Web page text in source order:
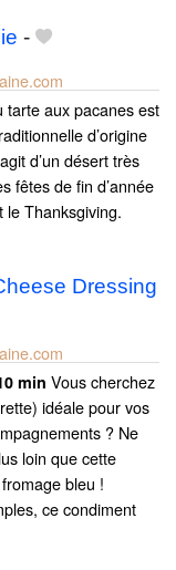
-
tarte aux pacanes est
d’origine
d’un désert très
fêtes de fin d’année
le Thanksgiving.
Dressing
min Vous cherchez
idéale pour vos
? Ne
loin que cette
bleu !
ce condiment